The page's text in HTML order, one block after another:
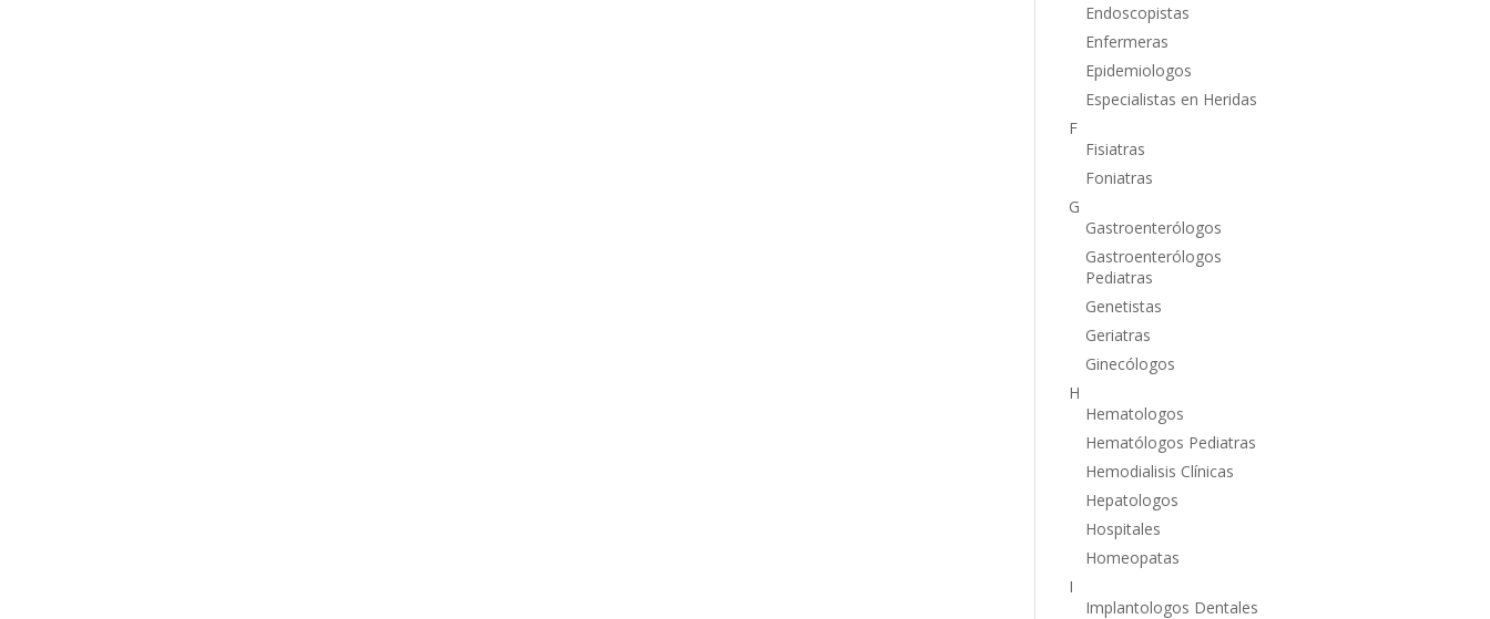
Endoscopistas
Enfermeras
Epidemiologos
Especialistas en Heridas
F
Fisiatras
Foniatras
G
Gastroenterólogos
Gastroenterólogos
Pediatras
Genetistas
Geriatras
Ginecólogos
H
Hematologos
Hematólogos Pediatras
Hemodialisis Clínicas
Hepatologos
Hospitales
Homeopatas
I
Implantologos Dentales